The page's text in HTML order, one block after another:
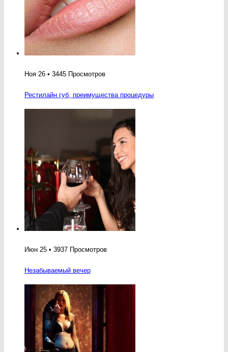
Ноя 26 • 3445 Просмотров
Рестилайн губ, преимущества процедуры
Июн 25 • 3937 Просмотров
Незабываемый вечер